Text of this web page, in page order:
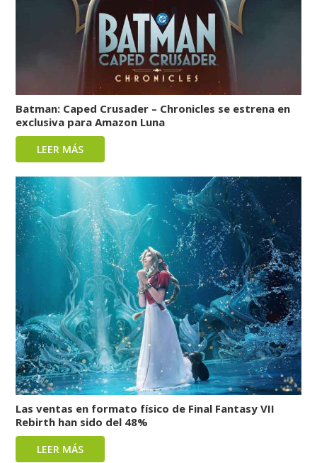
Batman: Caped Crusader – Chronicles se estrena en
exclusiva para Amazon Luna
LEER MÁS
Las ventas en formato físico de Final Fantasy VII
Rebirth han sido del 48%
LEER MÁS